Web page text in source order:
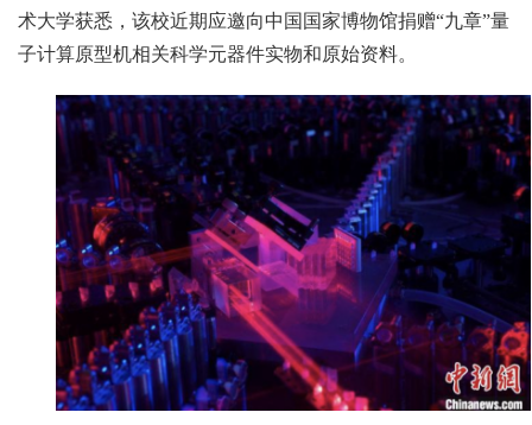
术大学获悉，该校近期应邀向中国国家博物馆捐赠“九章”量
子计算原型机相关科学元器件实物和原始资料。